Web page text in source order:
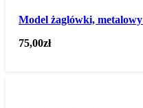
Model żaglówki,
75,00zł